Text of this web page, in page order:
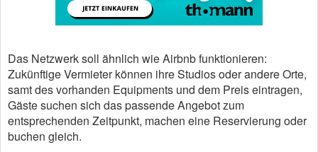
Das Netzwerk soll ähnlich wie Airbnb funktionieren:
Zukünftige Vermieter können ihre Studios oder andere Orte,
samt des vorhanden Equipments und dem Preis eintragen,
Gäste suchen sich das passende Angebot zum
entsprechenden Zeitpunkt, machen eine Reservierung oder
buchen gleich.